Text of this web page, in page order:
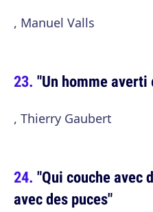
, Manuel Valls
"Un homme averti
, Thierry Gaubert
"Qui couche avec
avec des puces"